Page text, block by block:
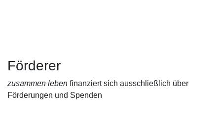
Förderer
zusammen leben finanziert sich ausschließlich über
Förderungen und Spenden